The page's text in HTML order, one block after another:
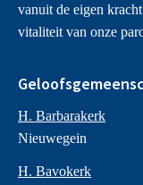
vanuit de eigen
vitaliteit van onze
H. Barbarakerk
Nieuwegein
H. Bavokerk